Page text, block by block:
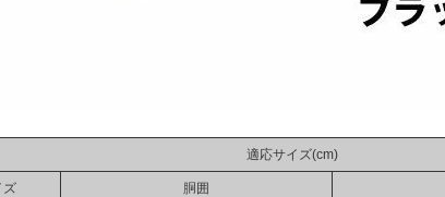
適応サイズ(cm)
ズ 胴囲